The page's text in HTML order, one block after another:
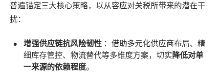
普遍锚定三大核心策略，以从容应对关税所带来的潜在干
扰：
增强供应链抗风险韧性 ：借助多元化供应商布局、精
细库存管控、物流替代等多维度方案，切实 降低对单
一来源的依赖程度。